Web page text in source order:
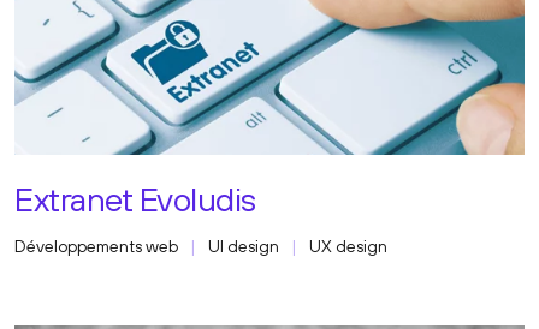
Extranet Evoludis
Développements web UI design UX design